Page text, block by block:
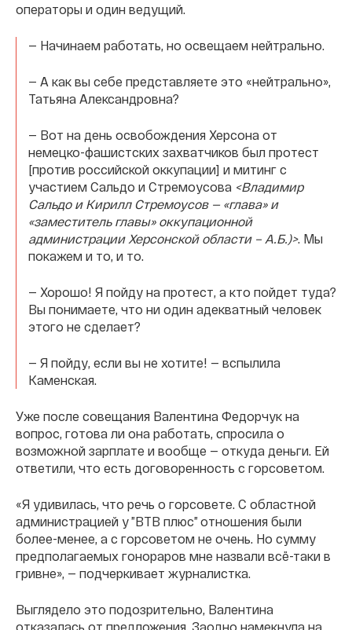
операторы и один ведущий.
— Начинаем работать, но освещаем нейтрально.
— А как вы себе представляете это «нейтрально»,
Татьяна Александровна?
— Вот на день освобождения Херсона от
немецко-фашистских захватчиков был протест
[против российской оккупации] и митинг с
участием Сальдо и Стремоусова <Владимир
Сальдо и Кирилл Стремоусов — «глава» и
«заместитель главы» оккупационной
администрации Херсонской области – А.Б.)>. Мы
покажем и то, и то.
— Хорошо! Я пойду на протест, а кто пойдет туда?
Вы понимаете, что ни один адекватный человек
этого не сделает?
— Я пойду, если вы не хотите! — вспылила
Каменская.
Уже после совещания Валентина Федорчук на
вопрос, готова ли она работать, спросила о
возможной зарплате и вообще — откуда деньги. Ей
ответили, что есть договоренность с горсоветом.
«Я удивилась, что речь о горсовете. С областной
администрацией у ”ВТВ плюс” отношения были
более-менее, а с горсоветом не очень. Но сумму
предполагаемых гонораров мне назвали всё-таки в
гривне», — подчеркивает журналистка.
Выглядело это подозрительно, Валентина
отказалась от предложения. Заодно намекнула на